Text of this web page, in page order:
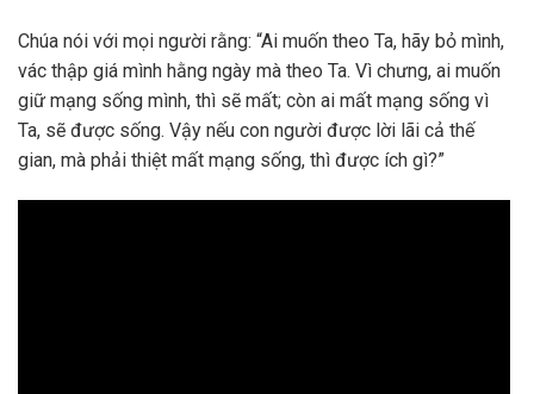
Chúa nói với mọi người rằng: “Ai muốn theo Ta, hãy bỏ mình,
vác thập giá mình hằng ngày mà theo Ta. Vì chưng, ai muốn
giữ mạng sống mình, thì sẽ mất; còn ai mất mạng sống vì
Ta, sẽ được sống. Vậy nếu con người được lời lãi cả thế
gian, mà phải thiệt mất mạng sống, thì được ích gì?”